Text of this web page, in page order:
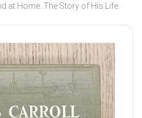
at Home. The Story of His Life.